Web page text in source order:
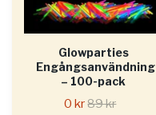
Glowparties
Engångsanvändning
– 100-pack
0 kr89 kr